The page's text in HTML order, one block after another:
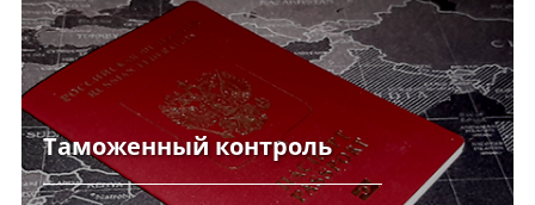
Таможенный контроль